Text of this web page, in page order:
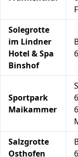
Solegrotte
im Lindner
Hotel & Spa
Binshof
Sportpark
Maikammer
6
Salzgrotte
Osthofen